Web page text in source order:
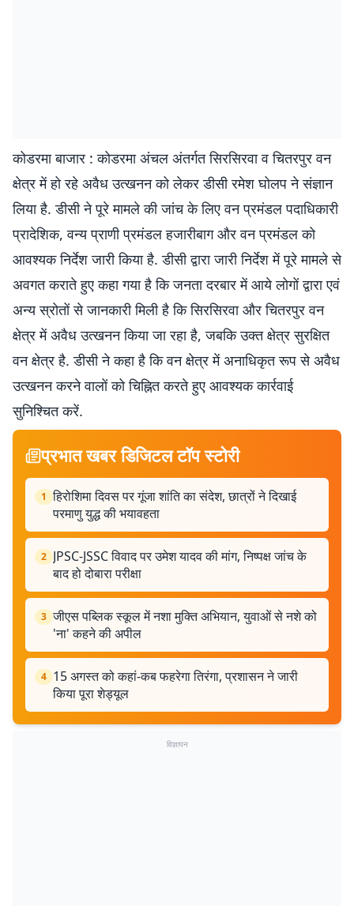
कोडरमा बाजार : कोडरमा अंचल अंतर्गत सिरसिरवा व चितरपुर वन
क्षेत्र में हो रहे अवैध उत्खनन को लेकर डीसी रमेश घोलप ने संज्ञान
लिया है. डीसी ने पूरे मामले की जांच के लिए वन प्रमंडल पदाधिकारी
प्रादेशिक, वन्य प्राणी प्रमंडल हजारीबाग और वन प्रमंडल को
आवश्यक निर्देश जारी किया है. डीसी द्वारा जारी निर्देश में पूरे मामले से
अवगत कराते हुए कहा गया है कि जनता दरबार में आये लोगों द्वारा एवं
अन्य स्रोतों से जानकारी मिली है कि सिरसिरवा और चितरपुर वन
क्षेत्र में अवैध उत्खनन किया जा रहा है, जबकि उक्त क्षेत्र सुरक्षित
वन क्षेत्र है. डीसी ने कहा है कि वन क्षेत्र में अनाधिकृत रूप से अवैध
उत्खनन करने वालों को चिह्नित करते हुए आवश्यक कार्रवाई
सुनिश्चित करें.
प्रभात खबर डिजिटल टॉप स्टोरी
1 हिरोशिमा दिवस पर गूंजा शांति का संदेश, छात्रों ने दिखाई
परमाणु युद्ध की भयावहता
2 JPSC-JSSC विवाद पर उमेश यादव की मांग, निष्पक्ष जांच के
बाद हो दोबारा परीक्षा
3 जीएस पब्लिक स्कूल में नशा मुक्ति अभियान, युवाओं से नशे को
'ना' कहने की अपील
4 15 अगस्त को कहां-कब फहरेगा तिरंगा, प्रशासन ने जारी
किया पूरा शेड्यूल
विज्ञापन